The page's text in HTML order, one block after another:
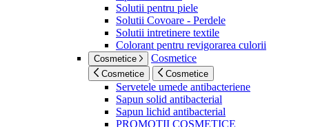
Solutii pentru piele
Solutii Covoare - Perdele
Solutii intretinere textile
Colorant pentru revigorarea culorii
Cosmetice Cosmetice
Cosmetice Cosmetice
Servetele umede antibacteriene
Sapun solid antibacterial
Sapun lichid antibacterial
PROMOTII COSMETICE